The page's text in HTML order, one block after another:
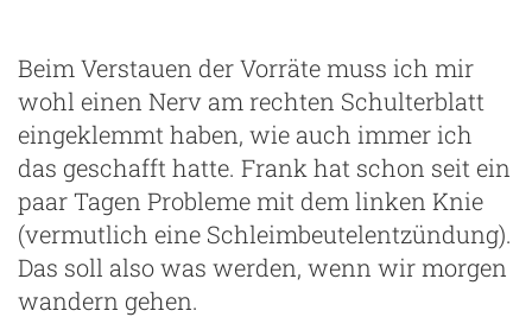
Beim Verstauen der Vorräte muss ich mir
wohl einen Nerv am rechten Schulterblatt
eingeklemmt haben, wie auch immer ich
das geschafft hatte. Frank hat schon seit ein
paar Tagen Probleme mit dem linken Knie
(vermutlich eine Schleimbeutelentzündung).
Das soll also was werden, wenn wir morgen
wandern gehen.